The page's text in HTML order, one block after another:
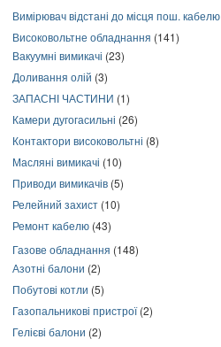
Вимірювач відстані до місця пош. кабелю
Високовольтне обладнання (141)
Вакуумні вимикачі (23)
Доливання олій (3)
ЗАПАСНІ ЧАСТИНИ (1)
Камери дугогасильні (26)
Контактори високовольтні (8)
Масляні вимикачі (10)
Приводи вимикачів (5)
Релейний захист (10)
Ремонт кабелю (43)
Газове обладнання (148)
Азотні балони (2)
Побутові котли (5)
Газопальникові пристрої(2)
Гелієві балони (2)